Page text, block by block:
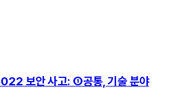
보안 사고: ①공통, 기술 분야